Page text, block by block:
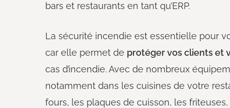
bars et restaurants en tant qu’ERP.
La sécurité incendie est essentielle pour
car elle permet de protéger vos clients et
cas d’incendie. Avec de nombreux
notamment dans les cuisines de votre
fours, les plaques de cuisson, les